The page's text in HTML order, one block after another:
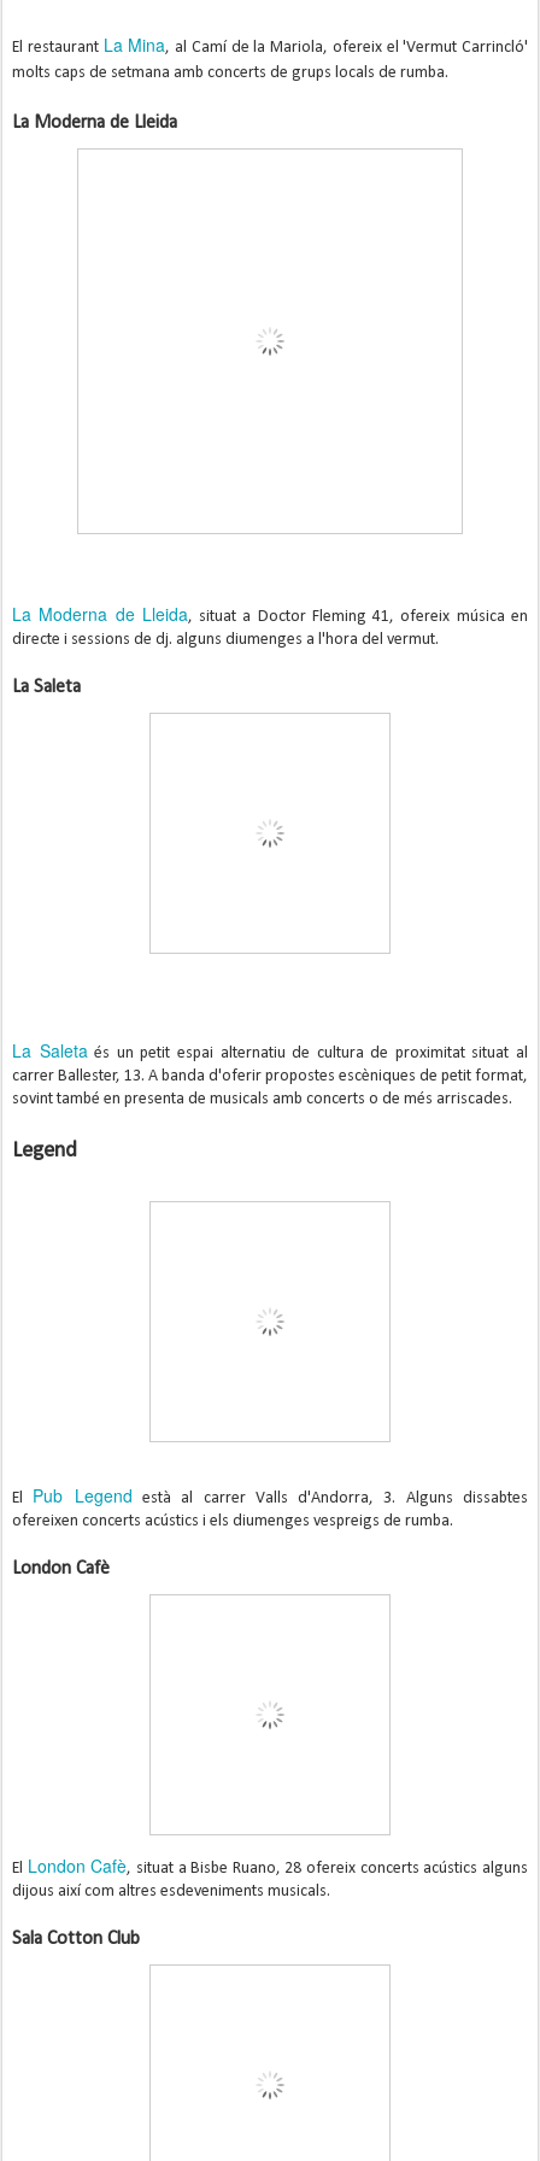
El restaurant La Mina, al Camí de la Mariola, ofereix el 'Vermut Carrincló'
molts caps de setmana amb concerts de grups locals de rumba.
La Moderna de Lleida
La Moderna de Lleida, situat a Doctor Fleming 41, ofereix música en
directe i sessions de dj. alguns diumenges a l'hora del vermut.
La Saleta
La Saleta és un petit espai alternatiu de cultura de proximitat situat al
carrer Ballester, 13. A banda d'oferir propostes escèniques de petit format,
sovint també en presenta de musicals amb concerts o de més arriscades.
Legend
El Pub Legend està al carrer Valls d'Andorra, 3. Alguns dissabtes
ofereixen concerts acústics i els diumenges vespreigs de rumba.
London Cafè
El London Cafè, situat a Bisbe Ruano, 28 ofereix concerts acústics alguns
dijous així com altres esdeveniments musicals.
Sala Cotton Club